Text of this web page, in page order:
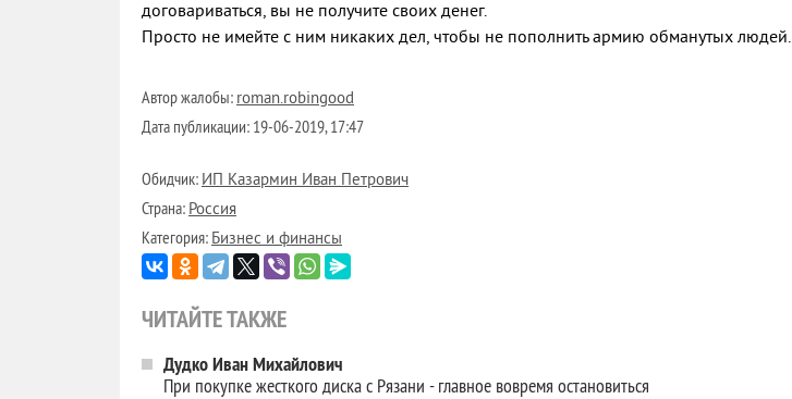
договариваться, вы не получите своих денег.
Просто не имейте с ним никаких дел, чтобы не пополнить армию обманутых людей.
Автор жалобы:roman.robingood
Дата публикации: 19-06-2019, 17:47
Обидчик:ИП Казармин Иван Петрович
Страна:Россия
Категория:Бизнес и финансы
ЧИТАЙТЕ ТАКЖЕ
Дудко Иван Михайлович
При покупке жесткого диска с Рязани - главное вовремя остановиться